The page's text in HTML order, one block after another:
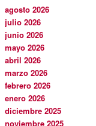
agosto 2026
julio 2026
junio 2026
mayo 2026
abril 2026
marzo 2026
febrero 2026
enero 2026
diciembre 2025
noviembre 2025